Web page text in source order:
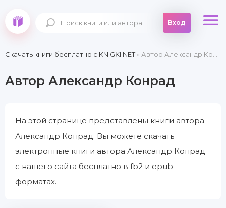
Вход
Скачать книги бесплатно c KNIGKI.NET» Автор Александр Конрад
Автор Александр Конрад
На этой странице представлены книги автора
Александр Конрад. Вы можете скачать
электронные книги автора Александр Конрад
с нашего сайта бесплатно в fb2 и epub
форматах.